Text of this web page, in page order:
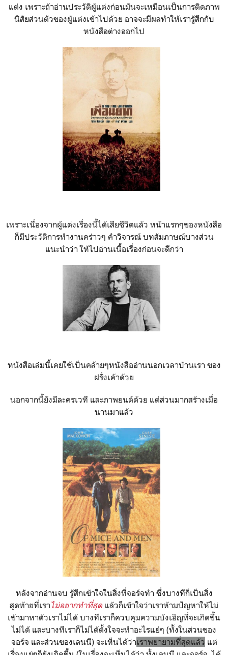
แต่ง เพราะถ้าอ่านประวัติผู้แต่งก่อนมันจะเหมือนเป็นการติดภาพ
นิสัยส่วนตัวของผู้แต่งเข้าไปด้วย อาจจะมีผลทำให้เรารู้สึกกับ
หนังสือต่างออกไป
เพราะเนื่องจากผู้แต่งเรื่องนี้ได้เสียชีวิตแล้ว หน้าแรกๆของหนังสือ
ก็มีประวัติการทำงานคร่าวๆ คำวิจารณ์ บทสัมภาษณ์บางส่วน
แนะนำว่า ให้ไปอ่านเนื้อเรื่องก่อนจะดีกว่า
หนังสือเล่มนี้เคยใช้เป็นคล้ายๆหนังสืออ่านนอกเวลาบ้านเรา ของ
ฝรั่งเค้าด้วย
นอกจากนี้ยังมีละครเวที และภาพยนต์ด้วย แต่ส่วนมากสร้างเมื่อ
นานมาแล้ว
หลังจากอ่านจบ รู้สึกเข้าใจในสิ่งที่จอร์จทำ ซึ่งบางทีก็เป็นสิ่ง
สุดท้ายที่เราไม่อยากทำที่สุดแล้วก็เข้าใจว่าเราห้ามปัญหาให้ไม่
เข้ามาหาตัวเราไม่ได้ บางทีเราก็ควบคุมความบังเอิญที่จะเกิดขึ้น
ไม่ได้ และบางทีเราก็ไม่ได้ตั้งใจจะทำอะไรแย่ๆ (ทั้งในส่วนของ
จอร์จ และส่วนของเลนนี) จะเห็นได้ว่าเราพยายามที่สุดแล้ว แต่